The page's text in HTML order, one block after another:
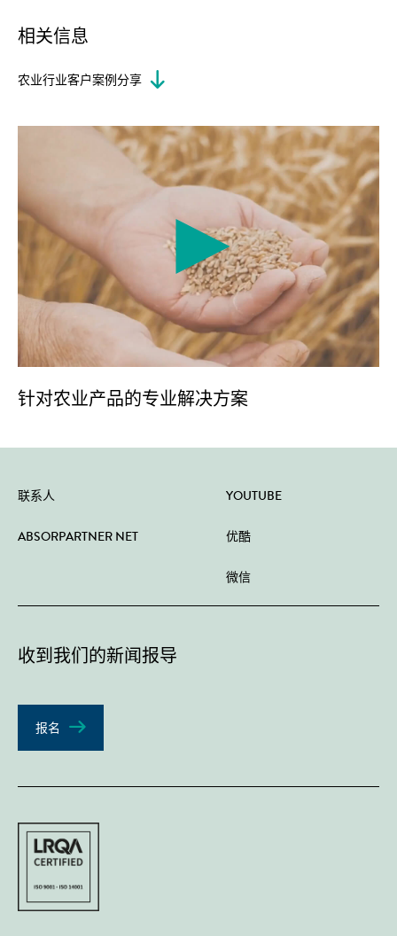
相关信息
农业行业客户案例分享
针对农业产品的专业解决方案
联系人
ABSORPARTNER NET
YOUTUBE
优酷
微信
收到我们的新闻报导
报名